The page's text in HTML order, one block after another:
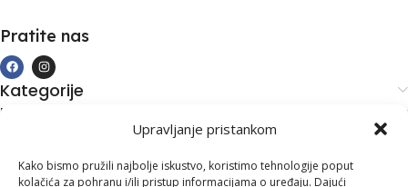
Upravljanje pristankom
Kako bismo pružili najbolje iskustvo, koristimo tehnologije poput
kolačića za pohranu i/ili pristup informacijama o uređaju. Dajući
Pratite nas
Kategorije
Kupovina i podrška
Kontakt informacije